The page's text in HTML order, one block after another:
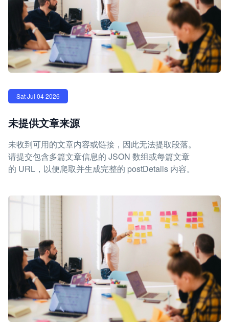
Sat Jul 04 2026
未提供文章来源
未收到可用的文章内容或链接，因此无法提取段落。
请提交包含多篇文章信息的 JSON 数组或每篇文章
的 URL，以便爬取并生成完整的 postDetails 内容。